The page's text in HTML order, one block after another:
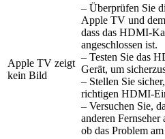
Apple TV zeigt
kein Bild
– Überprüfen Sie
Apple TV und dem
dass das HDMI-
angeschlossen ist.
– Testen Sie das
Gerät, um
– Stellen Sie
richtigen HDMI-
– Versuchen Sie,
anderen
ob das Problem